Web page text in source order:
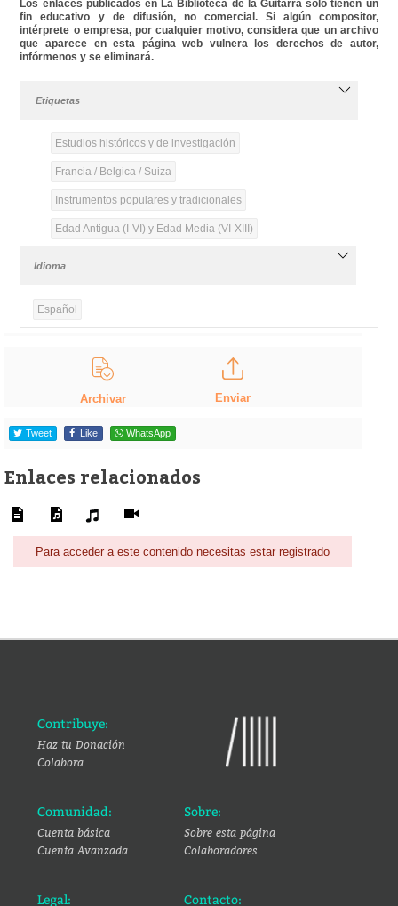
Los enlaces publicados en La Biblioteca de la Guitarra solo tienen un
fin educativo y de difusión, no comercial. Si algún compositor,
intérprete o empresa, por cualquier motivo, considera que un archivo
que aparece en esta página web vulnera los derechos de autor,
infórmenos y se eliminará.
Etiquetas
Estudios históricos y de investigación
Francia / Belgica / Suiza
Instrumentos populares y tradicionales
Edad Antigua (I-VI) y Edad Media (VI-XIII)
Idioma
Español
Archivar Enviar
Tweet Like WhatsApp
Enlaces relacionados
Para acceder a este contenido necesitas estar registrado
Contribuye:
Haz tu Donación
Colabora
Comunidad:
Cuenta básica
Cuenta Avanzada
Sobre:
Sobre esta página
Colaboradores
Legal: Contacto: